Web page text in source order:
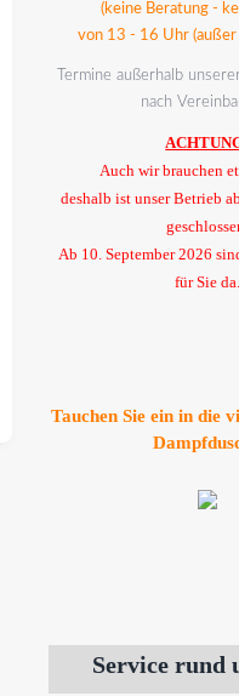
(keine Beratung -
von 13 - 16 Uhr (außer
Termine außerhalb
nach
Auch wir brauchen
deshalb ist unser Betrieb
Ab 10. September 2026
für Sie da.
Tauchen Sie ein in die
Service rund